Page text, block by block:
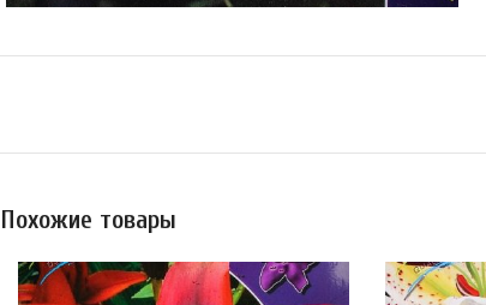
Похожие товары